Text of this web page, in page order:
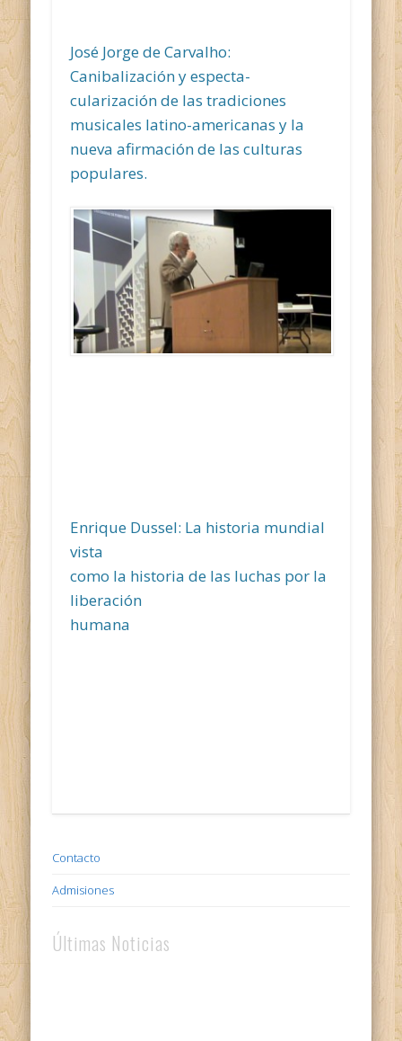
José Jorge de Carvalho:
Canibalización y especta-
cularización de las tradiciones
musicales latino-americanas y la
nueva afirmación de las culturas
populares.
Enrique Dussel: La historia mundial
vista
como la historia de las luchas por la
liberación
humana
Contacto
Admisiones
Últimas Noticias